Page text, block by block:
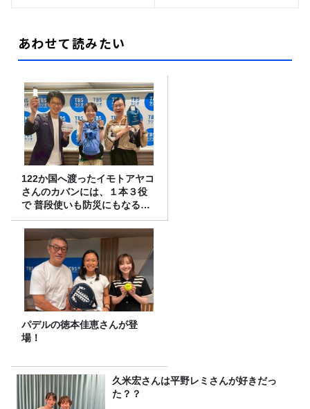
あわせて読みたい
122か国へ渡ったイモトアヤコ
さんのカバンには、１本３役
で 普段使いも防災にもなる最
強の棒が入っていた！
パデルの徳本佳恵さんが登
場！
久米宏さんは平野レミさんが好きだっ
た？？